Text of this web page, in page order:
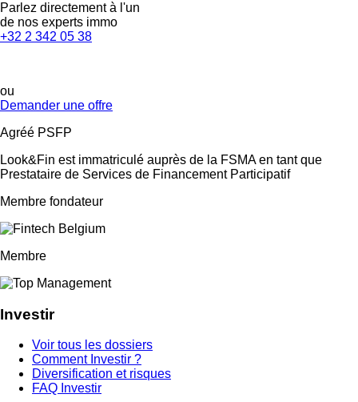
Parlez directement à l'un
de nos experts immo
+32 2 342 05 38
ou
Demander une offre
Agréé PSFP
Look&Fin est immatriculé auprès de la FSMA en tant que
Prestataire de Services de Financement Participatif
Membre fondateur
Membre
Investir
Voir tous les dossiers
Comment Investir ?
Diversification et risques
FAQ Investir